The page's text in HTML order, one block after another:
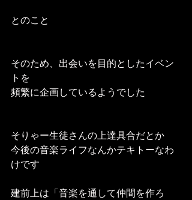
とのこと
そのため、出会いを目的としたイベン
トを
頻繁に企画しているようでした
そりゃー生徒さんの上達具合だとか
今後の音楽ライフなんかテキトーなわ
けです
建前上は「音楽を通して仲間を作ろ